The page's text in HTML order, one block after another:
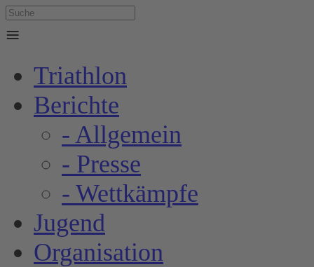
≡
Triathlon
Berichte
- Allgemein
- Presse
- Wettkämpfe
Jugend
Organisation